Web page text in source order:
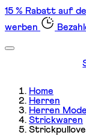
15 % Rabatt auf
werben
Home
Herren
Herren Mode
Strickwaren